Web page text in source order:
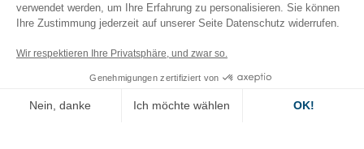
Stellenangebote
Jobs
Jobevolution bei Definox
verwendet werden, um Ihre Erfahrung zu personalisieren. Sie können
Ihre Zustimmung jederzeit auf unserer Seite Datenschutz widerrufen.
Wir respektieren Ihre Privatsphäre, und zwar so.
Genehmigungen zertifiziert von
Nein, danke Ich möchte wählen
OK!